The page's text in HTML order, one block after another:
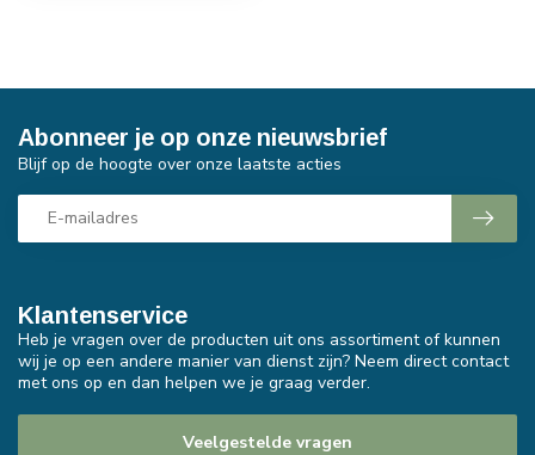
Klantenservice
Heb je vragen over de producten uit ons assortiment of kunnen
wij je op een andere manier van dienst zijn? Neem direct contact
met ons op en dan helpen we je graag verder.
Veelgestelde vragen
Abonneer je op onze nieuwsbrief
Blijf op de hoogte over onze laatste acties